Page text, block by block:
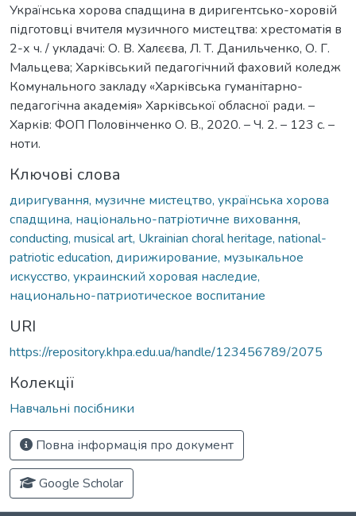
Українська хорова спадщина в диригентсько-хоровій
підготовці вчителя музичного мистецтва: хрестоматія в
2-х ч. / укладачі: О. В. Халєєва, Л. Т. Данильченко, О. Г.
Мальцева; Харківський педагогічний фаховий коледж
Комунального закладу «Харківська гуманітарно-
педагогічна академія» Харківської обласної ради. –
Харків: ФОП Половінченко О. В., 2020. – Ч. 2. – 123 с. –
ноти.
Ключові слова
диригування, музичне мистецтво, українська хорова
спадщина, національно-патріотичне виховання,
conducting, musical art, Ukrainian choral heritage, national-
patriotic education, дирижирование, музыкальное
искусство, украинский хоровая наследие,
национально-патриотическое воспитание
URI
https://repository.khpa.edu.ua/handle/123456789/2075
Колекції
Навчальні посібники
Повна інформація про документ
Google Scholar